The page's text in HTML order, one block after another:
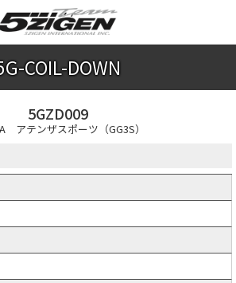
COIL-DOWN
5GZD009
アテンザスポーツ（GG3S）